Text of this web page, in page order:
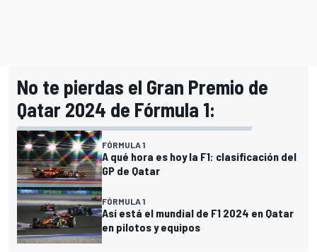
No te pierdas el Gran Premio de
Qatar 2024 de Fórmula 1:
FÓRMULA 1
A qué hora es hoy la F1: clasificación del
GP de Qatar
FÓRMULA 1
Así está el mundial de F1 2024 en Qatar
en pilotos y equipos